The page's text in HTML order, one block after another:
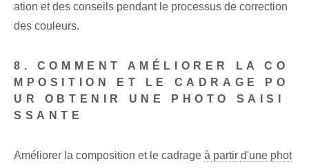
ation et des conseils pendant le processus de correction
des couleurs.
8. COMMENT AMÉLIORER LA CO
MPOSITION ET LE CADRAGE PO
UR OBTENIR UNE PHOTO SAISI
SSANTE
Améliorer la composition et le cadrage à partir d'une phot